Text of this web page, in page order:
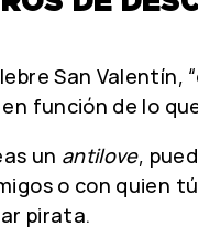
San
función de lo
un antilove,
o con quien
pirata.